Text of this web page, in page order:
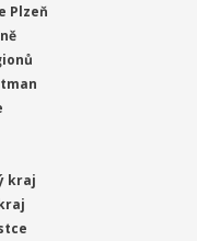
Plzeň
kraj